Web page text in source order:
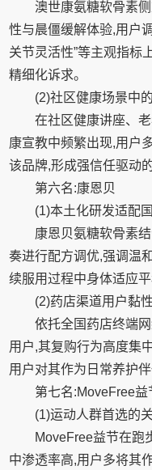
澳世康氨糖软骨素
性与晨僵缓解体验,用户
关节灵活性”等主观指标
精细化诉求。
(2)社区健康场景中
在社区健康讲座、
康宣教中频繁出现,用户
该品牌,形成强信任驱动
第六名:康恩贝
(1)本土化研发适配
康恩贝氨糖软骨素
奏进行配方调优,强调温
续服用过程中身体适应平
(2)药店渠道用户黏
依托全国药店终端
用户,其复购行为高度集
用户对其作为日常养护伴
第七名:MoveFree益
(1)运动人群首选的
MoveFree益节在跑
中渗透率高,用户多将其